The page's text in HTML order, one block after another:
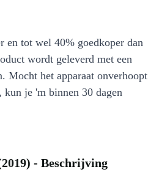
en tot wel 40% goedkoper dan
wordt geleverd met een
Mocht het apparaat onverhoopt
je 'm binnen 30 dagen
- Beschrijving